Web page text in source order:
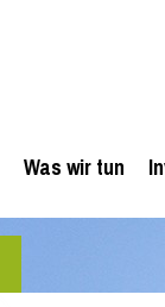
Was wir tun